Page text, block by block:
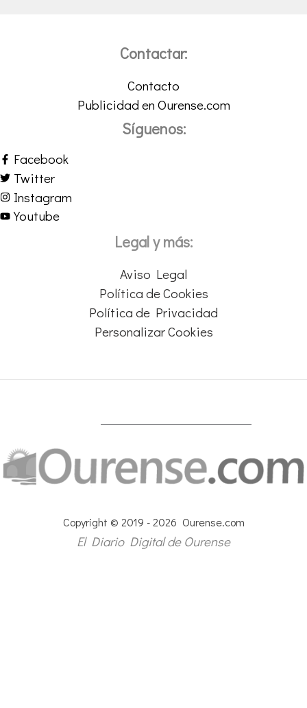
Contactar:
Contacto
Publicidad en Ourense.com
Síguenos:
Facebook
Twitter
Instagram
Youtube
Legal y más:
Aviso Legal
Política de Cookies
Política de Privacidad
Personalizar Cookies
Copyright © 2019 - 2026 Ourense.com
El Diario Digital de Ourense